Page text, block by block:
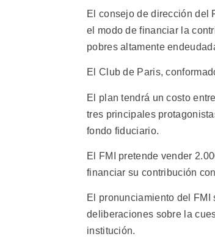
El consejo de dirección del
el modo de financiar la
pobres altamente
El Club de Paris,
El plan tendrá un costo
tres principales
fondo fiduciario.
El FMI pretende vender
financiar su contribución
El pronunciamiento del
deliberaciones sobre la
institución.